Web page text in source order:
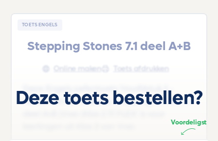
TOETS ENGELS
Stepping Stones 7.1 deel A+B
Online maken Toets afdrukken
Deze Engels oefentoets 'Hoofdstuk 2 -
Health' uit het lesboek 'Stepping Stones 7.1
Deze toets bestellen?
Voordeligst